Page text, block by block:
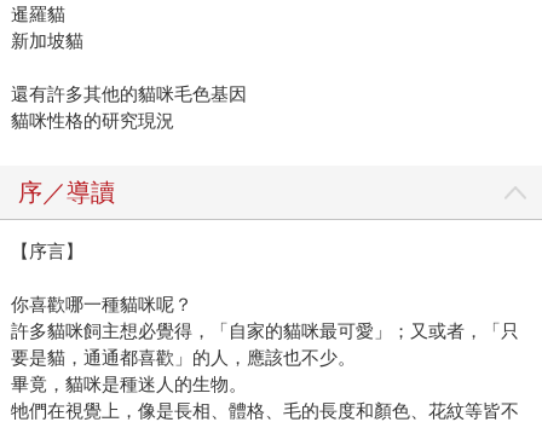
暹羅貓
新加坡貓
還有許多其他的貓咪毛色基因
貓咪性格的研究現況
序／導讀
【序言】
你喜歡哪一種貓咪呢？
許多貓咪飼主想必覺得，「自家的貓咪最可愛」；又或者，「只
要是貓，通通都喜歡」的人，應該也不少。
畢竟，貓咪是種迷人的生物。
牠們在視覺上，像是長相、體格、毛的長度和顏色、花紋等皆不